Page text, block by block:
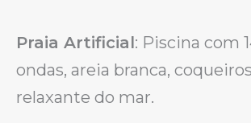
Praia Artificial: Piscina com
ondas, areia branca,
relaxante do mar.